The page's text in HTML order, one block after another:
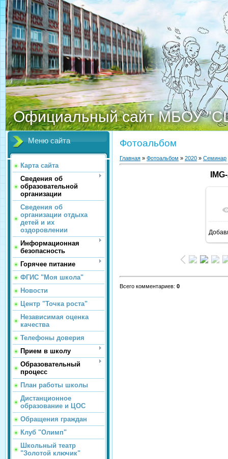
Официальный сайт МБОУ
Меню сайта
Карта сайта
Сведения об
образовательной
организации
Сведения об
организации отдыха
детей и их
оздоровлении
Информационная
безопасность
Горячее питание
ФГИС "Моя школа"
Новости
Центр "Точка роста"
Независимая оценка
качества
Телефоны доверия
Прием в школу
Образовательный
процесс
План работы школы
Дистанционное
образование и ЦОС
Обращения граждан
Клуб "Олимп"
Школьный театр
"Золотой ключик"
Фотоальбом
Главная » Фотоальбом » 2020 » Семинар
Всего комментариев: 0